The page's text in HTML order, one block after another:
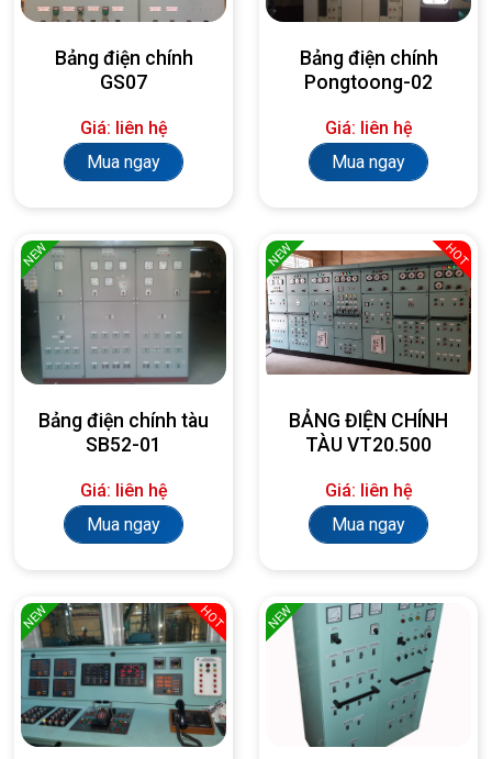
Bảng điện chính
GS07
Giá: liên hệ
Mua ngay
Bảng điện chính
Pongtoong-02
Giá: liên hệ
Mua ngay
NEW
Bảng điện chính tàu
SB52-01
Giá: liên hệ
Mua ngay
NEW HOT
BẢNG ĐIỆN CHÍNH
TÀU VT20.500
Giá: liên hệ
Mua ngay
NEW HOT NEW